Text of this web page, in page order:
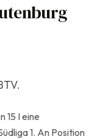
15 I eine
1. An Position